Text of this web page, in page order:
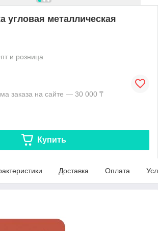
угловая металлическая
и розница
заказа на сайте — 30 000 ₸
Купить
Доставка Оплата